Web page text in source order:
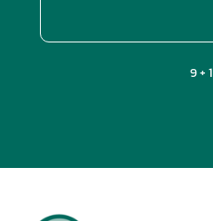
9 + 1